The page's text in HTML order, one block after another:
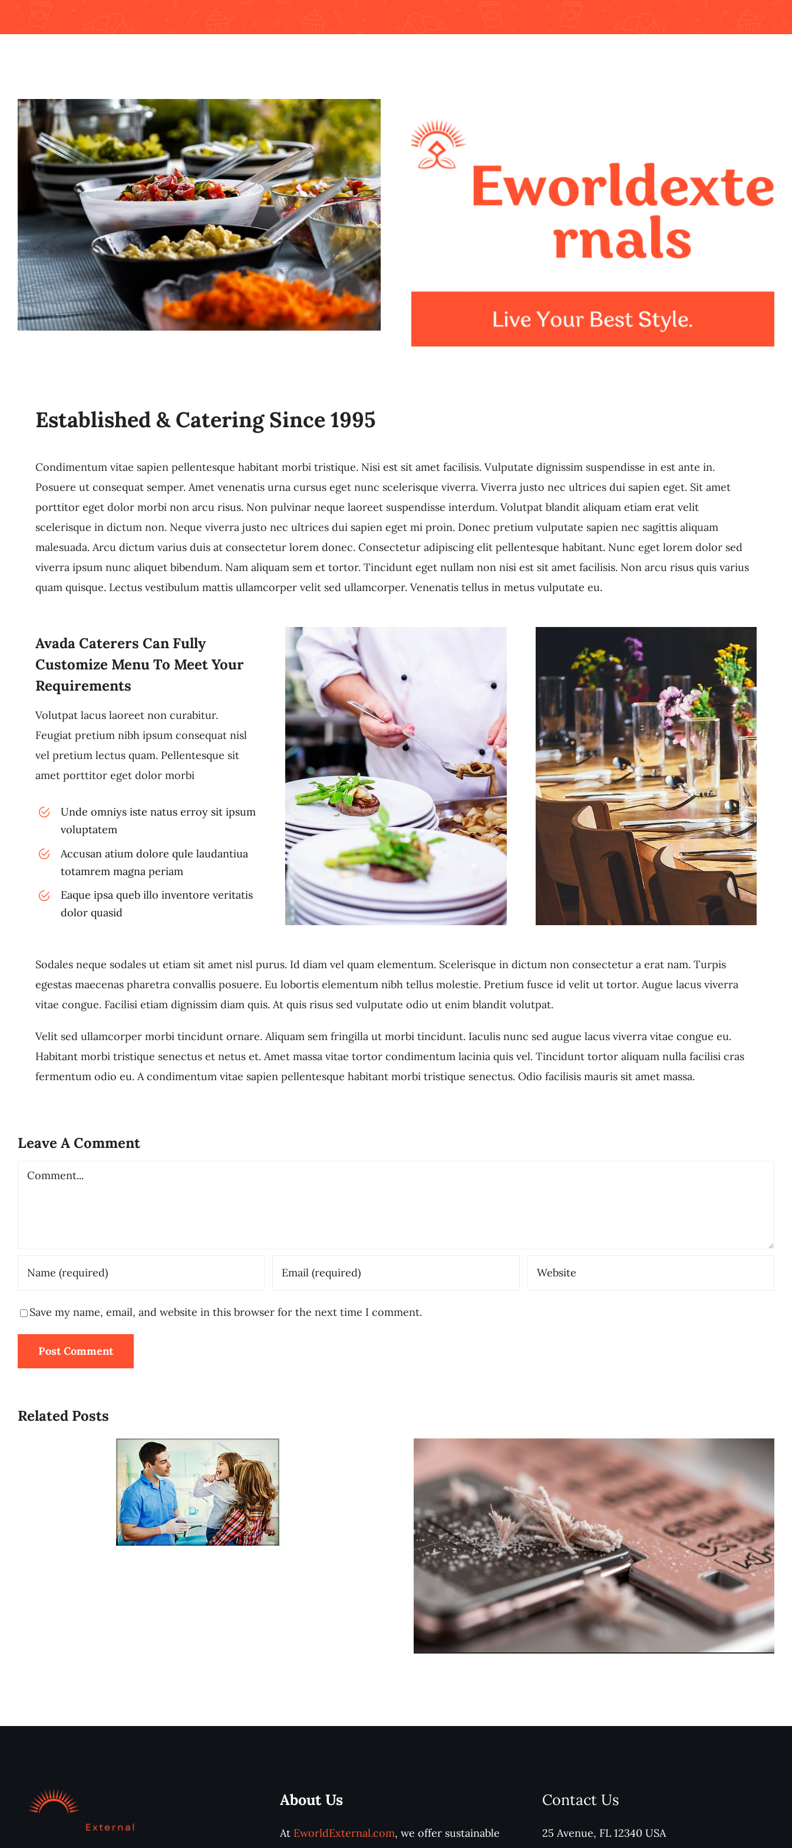
Established & Catering Since 1995
Condimentum vitae sapien pellentesque habitant morbi tristique. Nisi est sit amet facilisis. Vulputate dignissim suspendisse in est ante in.
Posuere ut consequat semper. Amet venenatis urna cursus eget nunc scelerisque viverra. Viverra justo nec ultrices dui sapien eget. Sit amet
porttitor eget dolor morbi non arcu risus. Non pulvinar neque laoreet suspendisse interdum. Volutpat blandit aliquam etiam erat velit
scelerisque in dictum non. Neque viverra justo nec ultrices dui sapien eget mi proin. Donec pretium vulputate sapien nec sagittis aliquam
malesuada. Arcu dictum varius duis at consectetur lorem donec. Consectetur adipiscing elit pellentesque habitant. Nunc eget lorem dolor sed
viverra ipsum nunc aliquet bibendum. Nam aliquam sem et tortor. Tincidunt eget nullam non nisi est sit amet facilisis. Non arcu risus quis varius
quam quisque. Lectus vestibulum mattis ullamcorper velit sed ullamcorper. Venenatis tellus in metus vulputate eu.
Avada Caterers Can Fully
Customize Menu To Meet Your
Requirements
Volutpat lacus laoreet non curabitur.
Feugiat pretium nibh ipsum consequat nisl
vel pretium lectus quam. Pellentesque sit
amet porttitor eget dolor morbi
Unde omniys iste natus erroy sit ipsum
voluptatem
Accusan atium dolore qule laudantiua
totamrem magna periam
Eaque ipsa queb illo inventore veritatis
dolor quasid
Sodales neque sodales ut etiam sit amet nisl purus. Id diam vel quam elementum. Scelerisque in dictum non consectetur a erat nam. Turpis
egestas maecenas pharetra convallis posuere. Eu lobortis elementum nibh tellus molestie. Pretium fusce id velit ut tortor. Augue lacus viverra
vitae congue. Facilisi etiam dignissim diam quis. At quis risus sed vulputate odio ut enim blandit volutpat.
Velit sed ullamcorper morbi tincidunt ornare. Aliquam sem fringilla ut morbi tincidunt. Iaculis nunc sed augue lacus viverra vitae congue eu.
Habitant morbi tristique senectus et netus et. Amet massa vitae tortor condimentum lacinia quis vel. Tincidunt tortor aliquam nulla facilisi cras
fermentum odio eu. A condimentum vitae sapien pellentesque habitant morbi tristique senectus. Odio facilisis mauris sit amet massa.
Leave A Comment
Comment
Save my name, email, and website in this browser for the next time I comment.
Related Posts
About Us
At EworldExternal.com, we offer sustainable
Contact Us
25 Avenue, FL 12340 USA